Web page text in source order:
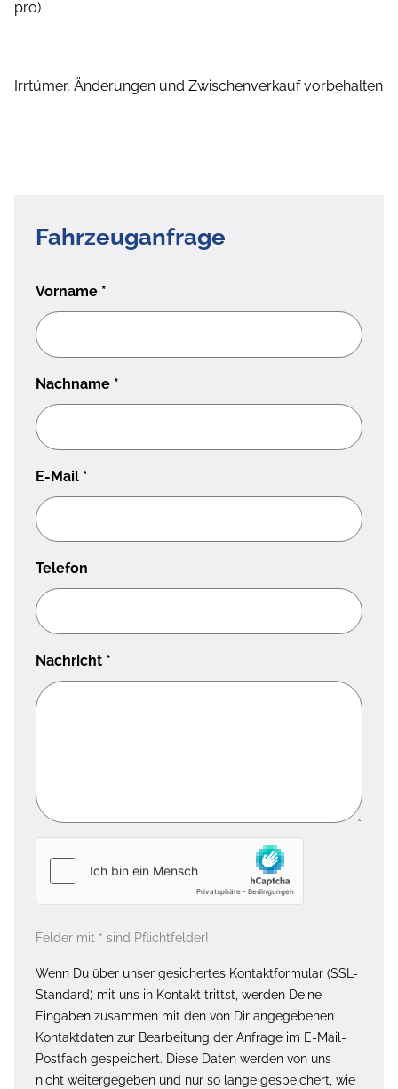
pro)
Irrtümer, Änderungen und Zwischenverkauf vorbehalten
Fahrzeuganfrage
Vorname *
Nachname *
E-Mail *
Telefon
Nachricht *
Felder mit * sind Pflichtfelder!
Wenn Du über unser gesichertes Kontaktformular (SSL-
Standard) mit uns in Kontakt trittst, werden Deine
Eingaben zusammen mit den von Dir angegebenen
Kontaktdaten zur Bearbeitung der Anfrage im E-Mail-
Postfach gespeichert. Diese Daten werden von uns
nicht weitergegeben und nur so lange gespeichert, wie